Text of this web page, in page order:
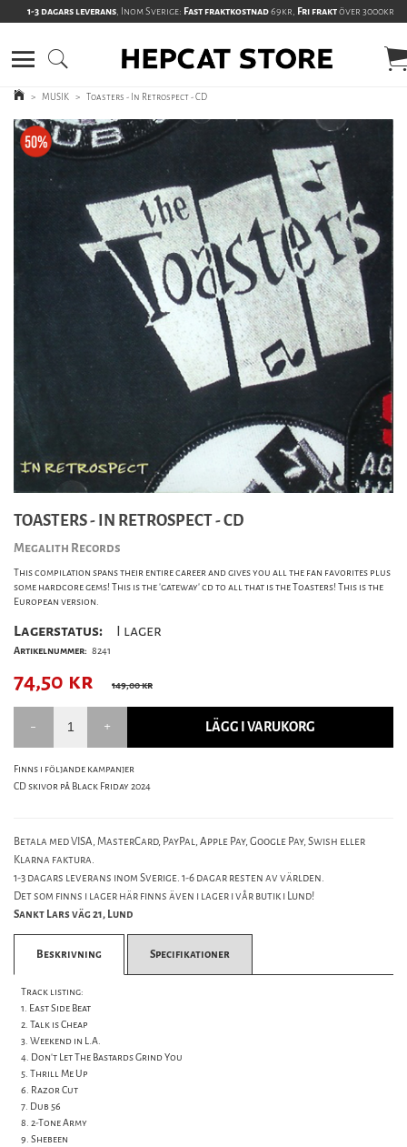
1-3 dagars leverans, Inom Sverige: Fast fraktkostnad69kr, Fri fraktöver 3000kr
> MUSIK > Toasters - In Retrospect - CD
TOASTERS - IN RETROSPECT - CD
Megalith Records
This compilation spans their entire career and gives you all the fan favorites plus
some hardcore gems! This is the 'gateway' cd to all that is the Toasters! This is the
European version.
Lagerstatus: I lager
Artikelnummer: 8241
74,50 kr 149,00 kr
LÄGG I VARUKORG
Finns i följande kampanjer
CD skivor på Black Friday 2024
Betala med VISA, MasterCard, PayPal, Apple Pay, Google Pay, Swish eller
Klarna faktura.
1-3 dagars leverans inom Sverige. 1-6 dagar resten av världen.
Det som finns i lager här finns även i lager i vår butik i Lund!
Sankt Lars väg 21, Lund
Beskrivning Specifikationer
Track listing:
1. East Side Beat
2. Talk is Cheap
3. Weekend in L.A.
4. Don't Let The Bastards Grind You
5. Thrill Me Up
6. Razor Cut
7. Dub 56
8. 2-Tone Army
9. Shebeen